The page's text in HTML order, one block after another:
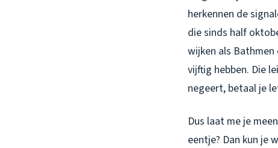
herkennen de
die sinds half
wijken als
vijftig hebben. Die
negeert, betaal je
Dus laat me je
eentje? Dan kun je